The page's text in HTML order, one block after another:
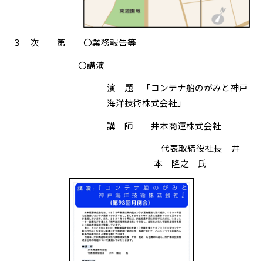
３ 次 第 〇業務報告等
〇講演
演 題 「コンテナ船のがみと神戸
海洋技術株式会社」
講 師 井本商運株式会社
代表取締役社長 井
本 隆之 氏